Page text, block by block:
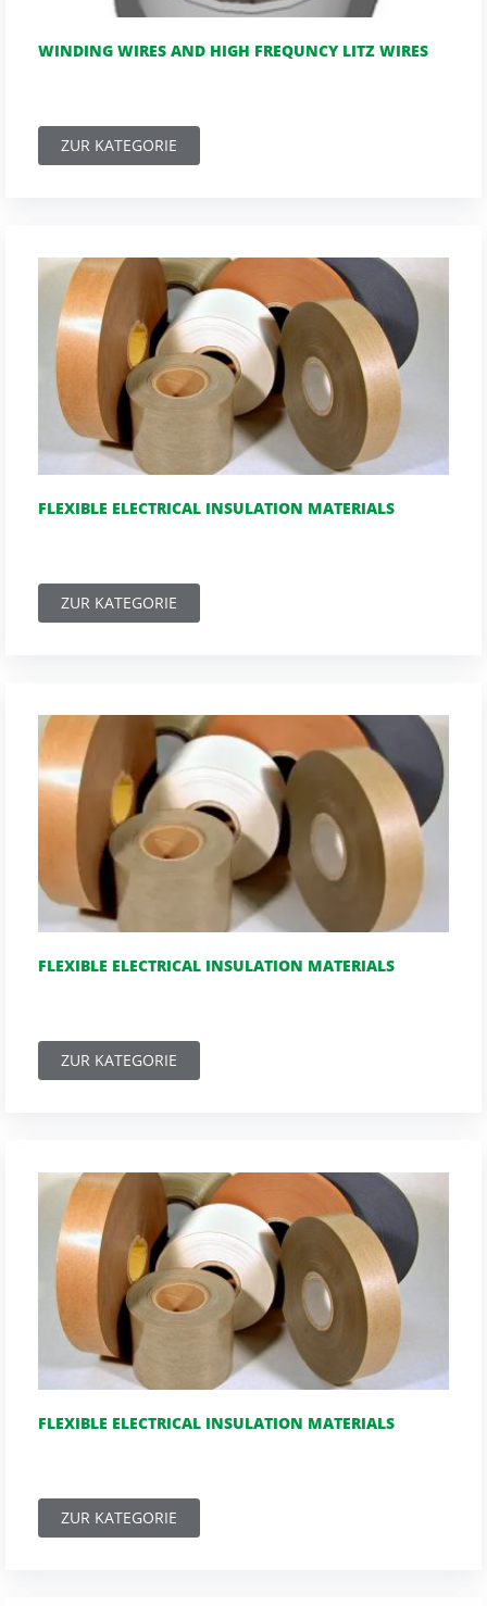
WINDING WIRES AND HIGH FREQUNCY LITZ WIRES
ZUR KATEGORIE
FLEXIBLE ELECTRICAL INSULATION MATERIALS
ZUR KATEGORIE
FLEXIBLE ELECTRICAL INSULATION MATERIALS
ZUR KATEGORIE
FLEXIBLE ELECTRICAL INSULATION MATERIALS
ZUR KATEGORIE